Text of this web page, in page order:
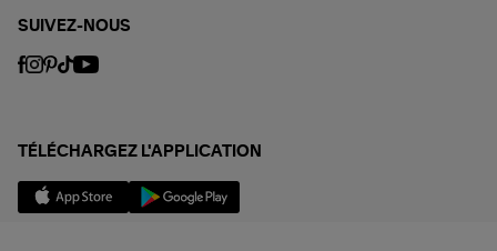
SUIVEZ-NOUS
TÉLÉCHARGEZ L'APPLICATION